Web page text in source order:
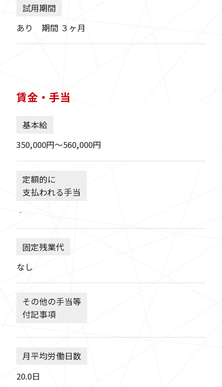
試用期間
あり 期間 ３ヶ月
賃金・手当
基本給
350,000円〜560,000円
定額的に
支払われる手当
‐
固定残業代
なし
その他の手当等
付記事項
月平均労働日数
20.0日